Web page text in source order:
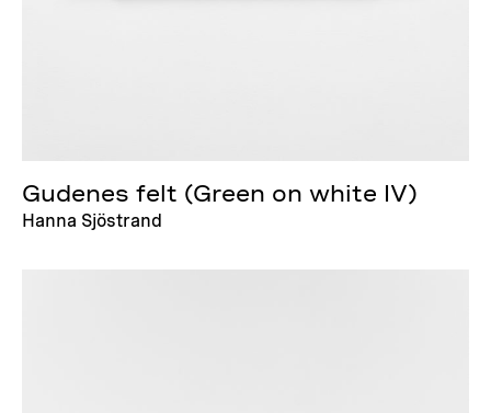
Gudenes felt (Green on white IV)
Hanna Sjöstrand